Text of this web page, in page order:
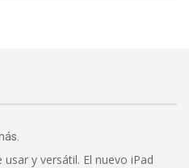
y versátil. El nuevo iPad